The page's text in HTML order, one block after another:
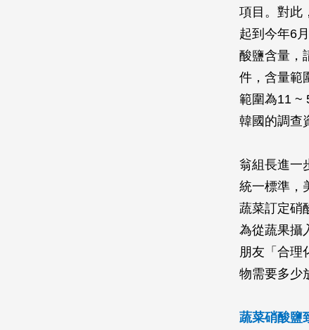
項目。對此
起到今年6
酸鹽含量，
件，含量範
範圍為11 ~
韓國的調查
翁組長進一
統一標準，
蔬菜訂定硝
為從蔬果攝
朋友「合理
物需要多少
蔬菜硝酸鹽